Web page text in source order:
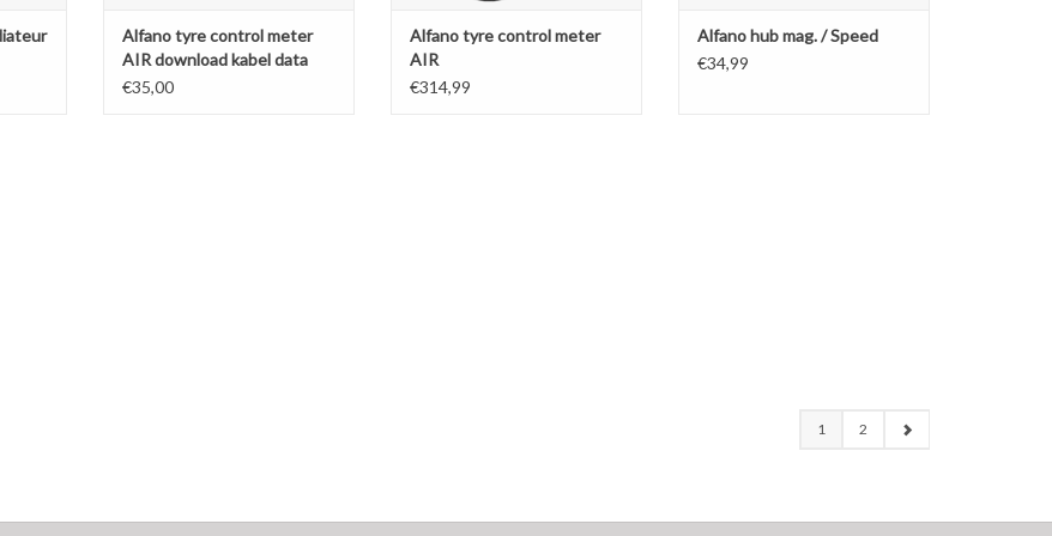
Alfano tyre control meter
AIR download kabel data
€35,00
Alfano tyre control meter
AIR
€314,99
TOEVOEGEN AAN WINKELWAGEN
Alfano hub mag. / Speed
€34,99
1 2